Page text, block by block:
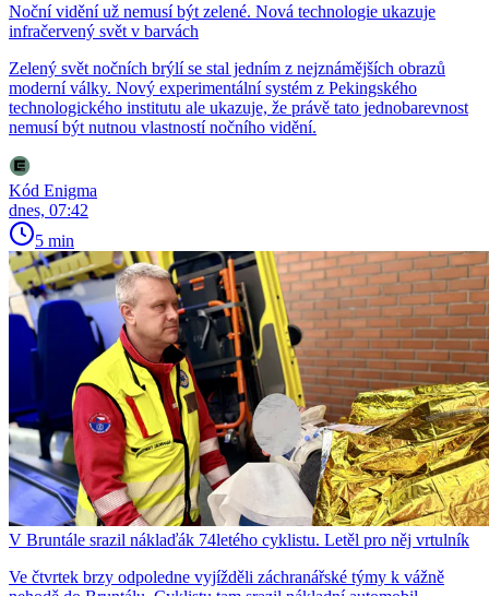
Noční vidění už nemusí být zelené. Nová technologie ukazuje
infračervený svět v barvách
Zelený svět nočních brýlí se stal jedním z nejznámějších obrazů
moderní války. Nový experimentální systém z Pekingského
technologického institutu ale ukazuje, že právě tato jednobarevnost
nemusí být nutnou vlastností nočního vidění.
Kód Enigma
dnes, 07:42
5 min
V Bruntále srazil náklaďák 74letého cyklistu. Letěl pro něj vrtulník
Ve čtvrtek brzy odpoledne vyjížděli záchranářské týmy k vážně